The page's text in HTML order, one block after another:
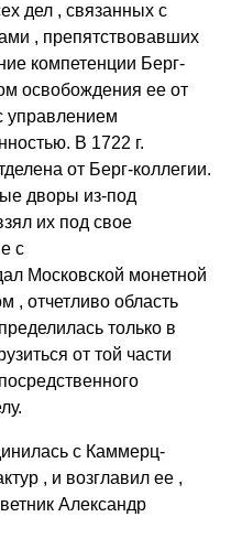
дел , связанных с
, препятствовавших
компетенции Берг-
освобождения ее от
управлением
В 1722 г.
от Берг-коллегии.
дворы из-под
их под свое
с
Московской монетной
, отчетливо область
только в
от той части
с Каммерц-
, и возглавил ее ,
Александр